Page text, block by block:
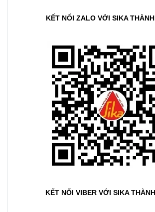
KẾT NỐI ZALO VỚI SIKA
KẾT NỐI VIBER VỚI SIKA